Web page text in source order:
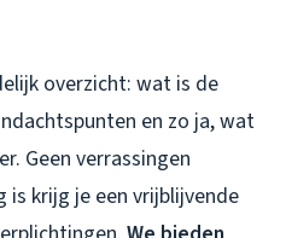
overzicht: wat is de
en zo ja, wat
Geen verrassingen
is krijg je een vrijblijvende